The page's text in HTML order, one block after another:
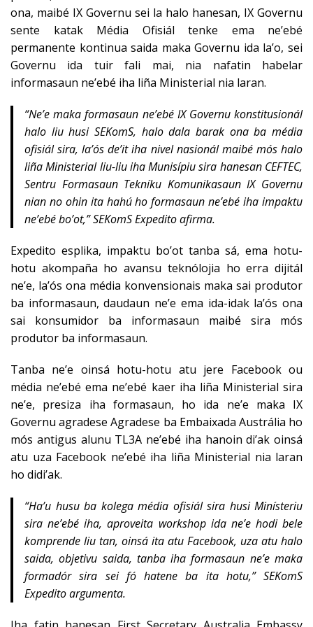
ona, maibé IX Governu sei la halo hanesan, IX Governu
sente katak Média Ofisiál tenke ema ne’ebé
permanente kontinua saida maka Governu ida la’o, sei
Governu ida tuir fali mai, nia nafatin habelar
informasaun ne’ebé iha liña Ministerial nia laran.
“Ne’e maka formasaun ne’ebé IX Governu konstitusionál
halo liu husi SEKomS, halo dala barak ona ba média
ofisiál sira, la’ós de’it iha nivel nasionál maibé mós halo
liña Ministerial liu-liu iha Munisípiu sira hanesan CEFTEC,
Sentru Formasaun Tekníku Komunikasaun IX Governu
nian no ohin ita hahú ho formasaun ne’ebé iha impaktu
ne’ebé bo’ot,” SEKomS Expedito afirma.
Expedito esplika, impaktu bo’ot tanba sá, ema hotu-
hotu akompaña ho avansu teknólojia ho erra dijitál
ne’e, la’ós ona média konvensionais maka sai produtor
ba informasaun, daudaun ne’e ema ida-idak la’ós ona
sai konsumidor ba informasaun maibé sira mós
produtor ba informasaun.
Tanba ne’e oinsá hotu-hotu atu jere Facebook ou
média ne’ebé ema ne’ebé kaer iha liña Ministerial sira
ne’e, presiza iha formasaun, ho ida ne’e maka IX
Governu agradese Agradese ba Embaixada Austrália ho
mós antigus alunu TL3A ne’ebé iha hanoin di’ak oinsá
atu uza Facebook ne’ebé iha liña Ministerial nia laran
ho didi’ak.
“Ha’u husu ba kolega média ofisiál sira husi Minísteriu
sira ne’ebé iha, aproveita workshop ida ne’e hodi bele
komprende liu tan, oinsá ita atu Facebook, uza atu halo
saida, objetivu saida, tanba iha formasaun ne’e maka
formadór sira sei fó hatene ba ita hotu,” SEKomS
Expedito argumenta.